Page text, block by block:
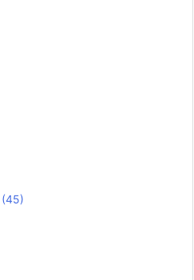
(45)